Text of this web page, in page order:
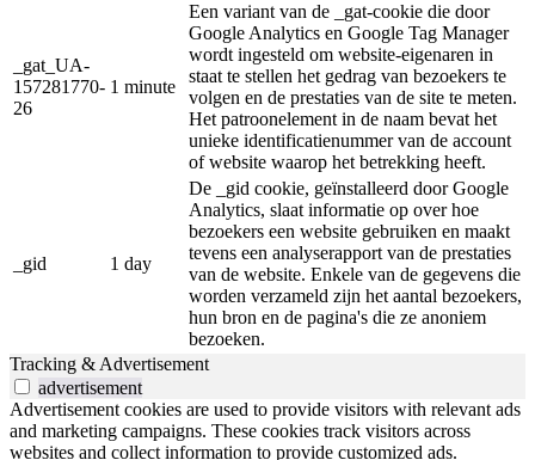
_gat_UA-
157281770-
26
1 minute
Een variant van de _gat-cookie die door
Google Analytics en Google Tag Manager
wordt ingesteld om website-eigenaren in
staat te stellen het gedrag van bezoekers te
volgen en de prestaties van de site te meten.
Het patroonelement in de naam bevat het
unieke identificatienummer van de account
of website waarop het betrekking heeft.
_gid 1 day
De _gid cookie, geïnstalleerd door Google
Analytics, slaat informatie op over hoe
bezoekers een website gebruiken en maakt
tevens een analyserapport van de prestaties
van de website. Enkele van de gegevens die
worden verzameld zijn het aantal bezoekers,
hun bron en de pagina's die ze anoniem
bezoeken.
Tracking & Advertisement
advertisement
Advertisement cookies are used to provide visitors with relevant ads
and marketing campaigns. These cookies track visitors across
websites and collect information to provide customized ads.